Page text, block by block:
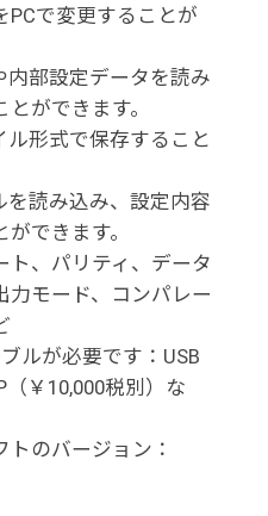
PCで変更することが
内部設定データを読み
ができます。
ル形式で保存すること
を読み込み、設定内容
できます。
ト、パリティ、データ
力モード、コンパレー
ルが必要です：USB
（￥10,000税別）な
のバージョン：